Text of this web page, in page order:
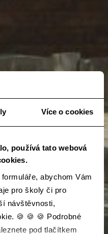
Více o cookies
používá tato webová
abychom Vám
pro školy či pro
návštěvnosti,
🍪 🍪 🍪 Podrobné
pod tlačítkem